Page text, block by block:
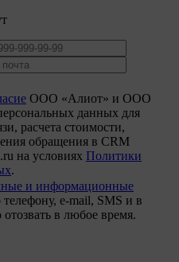
ООО «Алиот» и ООО
данных для
расчета стоимости,
обращения в CRM
на условиях Политики
.
и информационные
e-mail, SMS и в
в любое время.